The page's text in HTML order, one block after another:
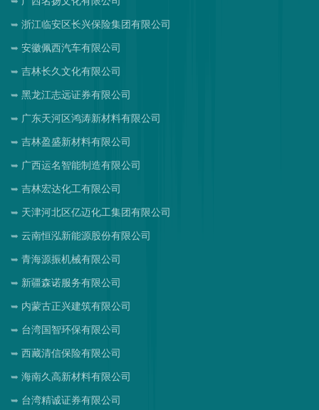
浙江临安区长兴保险集团有限公司
安徽佩西汽车有限公司
吉林长久文化有限公司
黑龙江志远证券有限公司
广东天河区鸿涛新材料有限公司
吉林盈盛新材料有限公司
广西运名智能制造有限公司
吉林宏达化工有限公司
天津河北区亿迈化工集团有限公司
云南恒泓新能源股份有限公司
青海源振机械有限公司
新疆森诺服务有限公司
内蒙古正兴建筑有限公司
台湾国智环保有限公司
西藏清信保险有限公司
海南久高新材料有限公司
台湾精诚证券有限公司